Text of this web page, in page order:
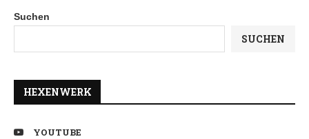
Suchen
SUCHEN
HEXENWERK
YOUTUBE